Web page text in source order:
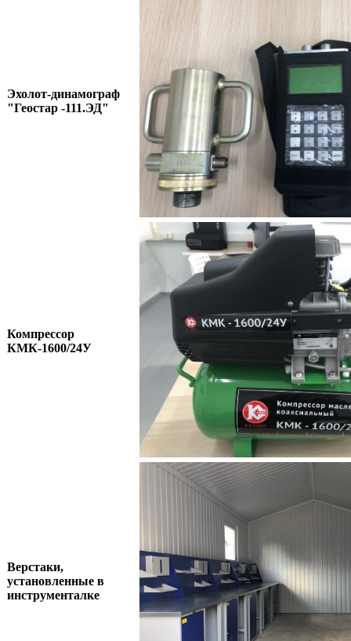
Эхолот-динамограф
"Геостар -111.ЭД"
Компрессор
КМК-1600/24У
Верстаки,
установленные в
инструменталке